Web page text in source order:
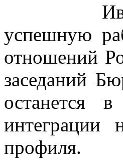
Иван
успешную
отношений
заседаний
останется
интеграции
профиля.